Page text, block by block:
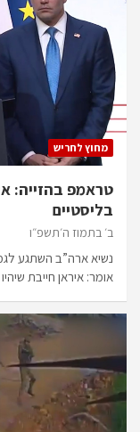
מחוץ לחריש
טראמפ בהזייה:
בליסטיים
ב׳ בתמוז ה׳תשפ״ו
נשיא ארה”ב השתגע
אומר: איראן חייבת